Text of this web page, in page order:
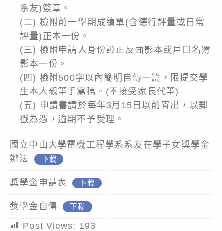
系友)簽章。
(二) 檢附前一學期成績單(含德行評量或日常
評量)正本一份。
(三) 檢附申請人身份證正反面影本或戶口名簿
影本一份。
(四) 檢附500字以內簡明自傳一篇，限提交學
生本人親筆手寫稿。(不接受家長代筆)
(五) 申請書請於每年3月15日以前寄出，以郵
戳為憑，逾期不予受理。
國立中山大學電機工程學系系友在學子女獎學金
辦法
下載
獎學金申請表 下載
獎學金自傳 下載
Post Views: 193